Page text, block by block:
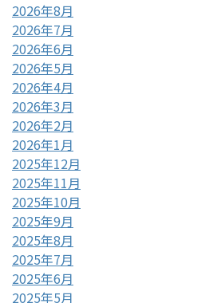
2026年8月
2026年7月
2026年6月
2026年5月
2026年4月
2026年3月
2026年2月
2026年1月
2025年12月
2025年11月
2025年10月
2025年9月
2025年8月
2025年7月
2025年6月
2025年5月